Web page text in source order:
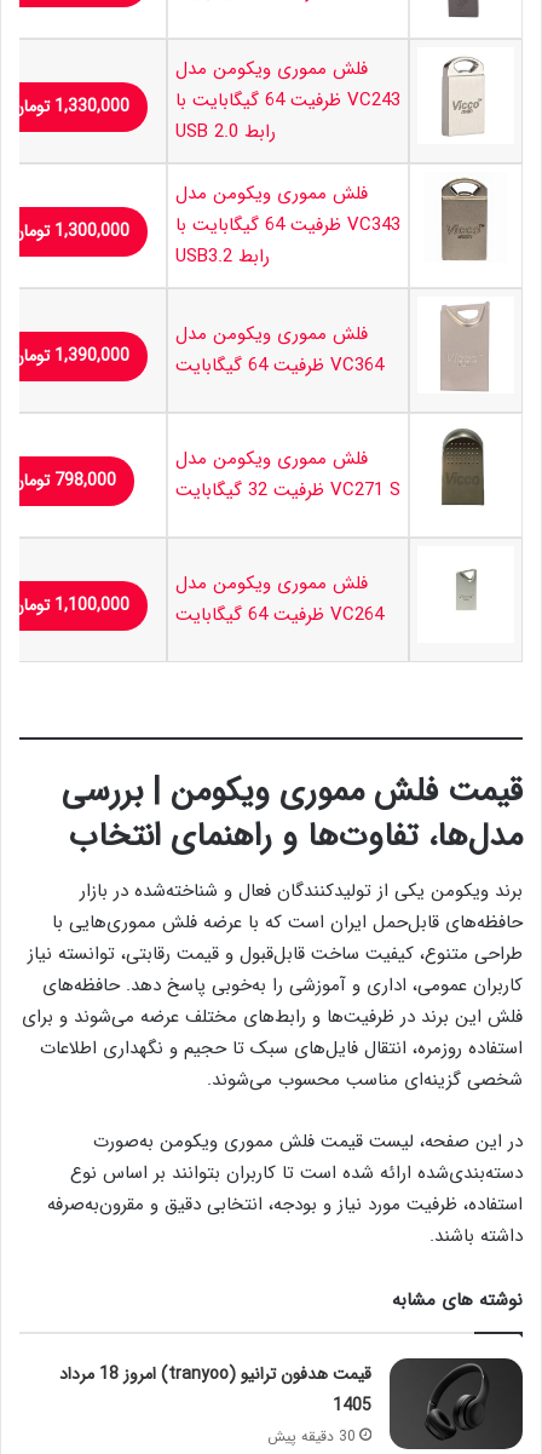
فلش مموری ویکومن مدل
VC243 ظرفیت 64 گیگابایت با
رابط USB 2.0
1,330,000 تومان
فلش مموری ویکومن مدل
VC343 ظرفیت 64 گیگابایت با
رابط USB3.2
1,300,000 تومان
فلش مموری ویکومن مدل
VC364 ظرفیت 64 گیگابایت
1,390,000 تومان
فلش مموری ویکومن مدل
VC271 S ظرفیت 32 گیگابایت
798,000 تومان
فلش مموری ویکومن مدل
VC264 ظرفیت 64 گیگابایت
1,100,000 تومان
قیمت فلش مموری ویکومن | بررسی
مدل‌ها، تفاوت‌ها و راهنمای انتخاب
برند ویکومن یکی از تولیدکنندگان فعال و شناخته‌شده در بازار
حافظه‌های قابل‌حمل ایران است که با عرضه فلش مموری‌هایی با
طراحی متنوع، کیفیت ساخت قابل‌قبول و قیمت رقابتی، توانسته نیاز
کاربران عمومی، اداری و آموزشی را به‌خوبی پاسخ دهد. حافظه‌های
فلش این برند در ظرفیت‌ها و رابط‌های مختلف عرضه می‌شوند و برای
استفاده روزمره، انتقال فایل‌های سبک تا حجیم و نگهداری اطلاعات
شخصی گزینه‌ای مناسب محسوب می‌شوند.
در این صفحه، لیست قیمت فلش مموری ویکومن به‌صورت
دسته‌بندی‌شده ارائه شده است تا کاربران بتوانند بر اساس نوع
استفاده، ظرفیت مورد نیاز و بودجه، انتخابی دقیق و مقرون‌به‌صرفه
داشته باشند.
نوشته های مشابه
قیمت هدفون ترانیو (tranyoo) امروز 18 مرداد
1405
30 دقیقه پیش